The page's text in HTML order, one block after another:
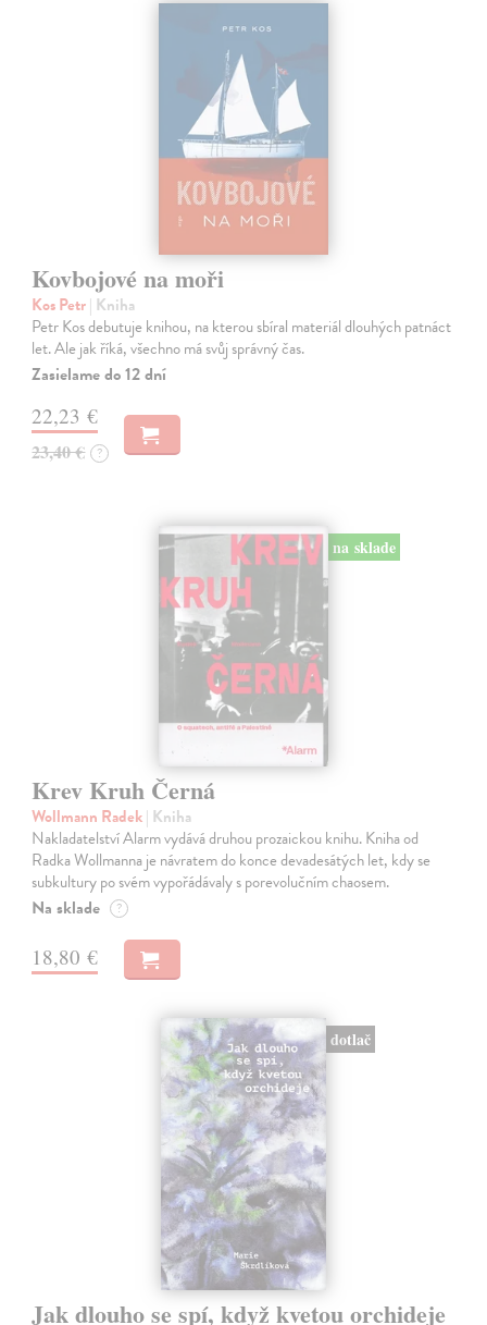
Kovbojové na moři
Kos Petr| Kniha
Petr Kos debutuje knihou, na kterou sbíral materiál dlouhých patnáct
let. Ale jak říká, všechno má svůj správný čas.
Zasielame do 12 dní
22,23 €
23,40 € ?
na sklade
Krev Kruh Černá
Wollmann Radek| Kniha
Nakladatelství Alarm vydává druhou prozaickou knihu. Kniha od
Radka Wollmanna je návratem do konce devadesátých let, kdy se
subkultury po svém vypořádávaly s porevolučním chaosem.
Na sklade ?
18,80 €
dotlač
Jak dlouho se spí, když kvetou orchideje